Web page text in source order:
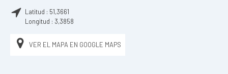
Latitud : 51,3661
Longitud : 3,3858
VER EL MAPA EN GOOGLE MAPS